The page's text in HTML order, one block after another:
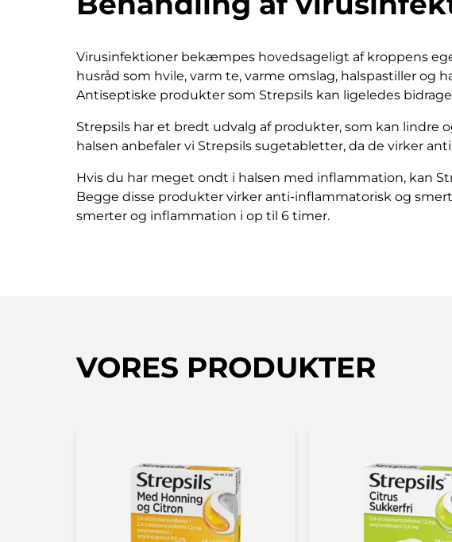
Virusinfektioner bekæmpes hovedsageligt af kroppens
husråd som hvile, varm te, varme omslag, halspastiller og
Antiseptiske produkter som Strepsils kan ligeledes
Strepsils har et bredt udvalg af produkter, som kan lindre
halsen anbefaler vi Strepsils sugetabletter, da de virker
Hvis du har meget ondt i halsen med inflammation, kan
Begge disse produkter virker anti-inflammatorisk og
smerter og inflammation i op til 6 timer.
VORES PRODUKTER